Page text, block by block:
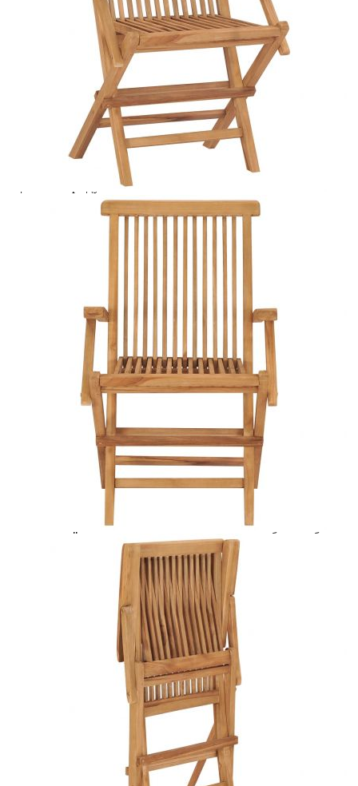
40 x 40 x 7 см (Д x Ш х Деб)
Цвят на възглавницата:
Сив
100% полиестер
Купи на изплащане
Credit calculator
Сгъваеми столове със сиви възглавници, 8 бр.,
масивно тиково дърво
Please select credit institution
Цена на продукта: €578.00
Extraction of information from credit institutions
Предоставената таблица е с информационна цел.
количката" и при поръчка ще можете да изберете броя
coșul de cumpărături unde veți putea selecta detaliile
cererii de creditare.
Предоставената таблица е с информационна цел.
Добавете продукта в количката си с бутона "Добави в
количката" и при поръчка ще можете да изберете броя
вноски на кредита.
Предоставената таблица е с информационна цел.
Добавете продукта в количката си с бутона "Добави в
количката" и при поръчка ще можете да изберете броя
вноски на кредита.
Предоставената таблица е с информационна цел.
Добавете продукта в количката си с бутона "Добави в
количката" и при поръчка ще можете да изберете броя
вноски на кредита.
Предоставената таблица е с информационна цел.
Добавете продукта в количката си с бутона "Добави в
количката" и при поръчка ще можете да изберете броя
вноски на кредита.
Когато плащате с NewPay, всъщност NewPay плаща
поръчката Ви вместо Вас. Вие я получавате и
разполагате с три начина да я платите към тях:
Отложено до 30 дни от момента на изпращане на
поръчката без оскъпяване. За покупки на стойност до
Плащане на 4 вноски. Заплащате 20% от стойността на
поръчката си на момента с карта. Останалата сума се
разделя на 3 равни месечни вноски без оскъпяване. За